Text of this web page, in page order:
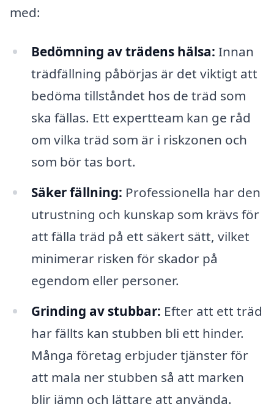
med:
Bedömning av trädens hälsa: Innan
trädfällning påbörjas är det viktigt att
bedöma tillståndet hos de träd som
ska fällas. Ett expertteam kan ge råd
om vilka träd som är i riskzonen och
som bör tas bort.
Säker fällning: Professionella har den
utrustning och kunskap som krävs för
att fälla träd på ett säkert sätt, vilket
minimerar risken för skador på
egendom eller personer.
Grinding av stubbar: Efter att ett träd
har fällts kan stubben bli ett hinder.
Många företag erbjuder tjänster för
att mala ner stubben så att marken
blir jämn och lättare att använda.